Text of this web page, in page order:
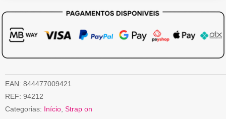
EAN: 844477009421
REF: 94212
Categorias: Início Strap on